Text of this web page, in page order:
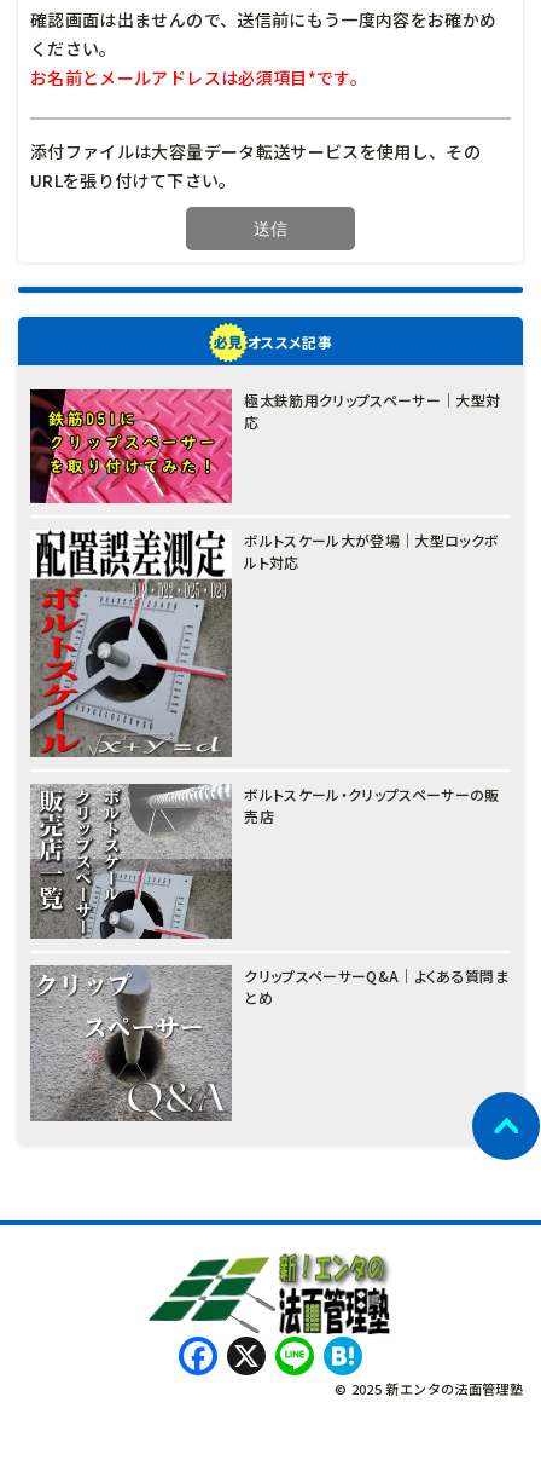
確認画面は出ませんので、送信前にもう一度内容をお確かめ
ください。
お名前とメールアドレスは必須項目*です。
添付ファイルは大容量データ転送サービスを使用し、その
URLを張り付けて下さい。
オススメ記事
極太鉄筋用クリップスペーサー｜大型対
応
ボルトスケール大が登場｜大型ロックボ
ルト対応
ボルトスケール・クリップスペーサーの販
売店
クリップスペーサーQ&A｜よくある質問ま
とめ
Facebook
X Line
© 2025 新エンタの法面管理塾